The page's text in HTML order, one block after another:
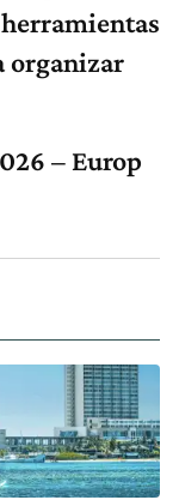
organizar
– Europ